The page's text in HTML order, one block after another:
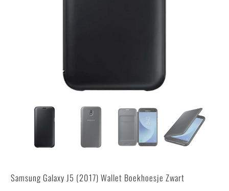
Samsung Galaxy J5 (2017) Wallet Boekhoesje Zwart